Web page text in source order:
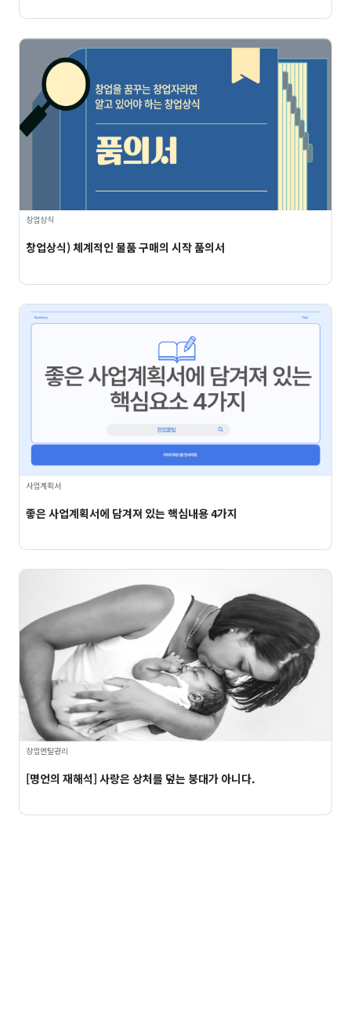
창업상식
창업상식) 체계적인 물품 구매의 시작 품의서
사업계획서
좋은 사업계획서에 담겨져 있는 핵심내용 4가지
창업멘탈관리
[명언의 재해석] 사랑은 상처를 덮는 붕대가 아니다.